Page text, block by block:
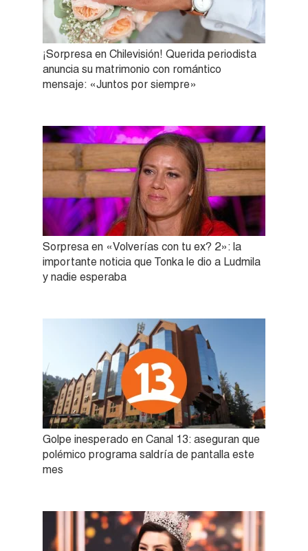
¡Sorpresa en Chilevisión! Querida periodista
anuncia su matrimonio con romántico
mensaje: «Juntos por siempre»
Sorpresa en «Volverías con tu ex? 2»: la
importante noticia que Tonka le dio a Ludmila
y nadie esperaba
Golpe inesperado en Canal 13: aseguran que
polémico programa saldría de pantalla este
mes